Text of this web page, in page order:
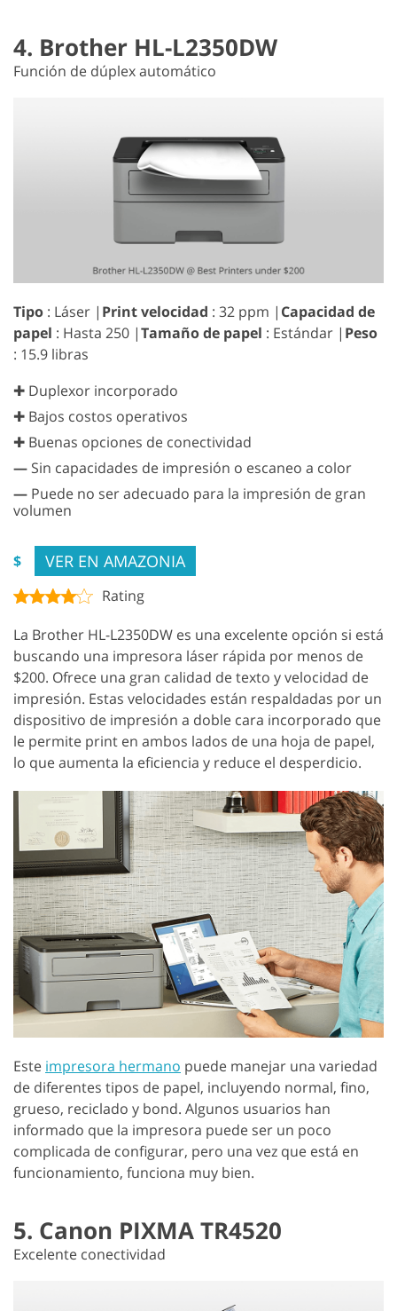
4. Brother HL-L2350DW
Función de dúplex automático
Tipo : Láser | Print velocidad : 32 ppm | Capacidad de
papel : Hasta 250 |Tamaño de papel : Estándar | Peso
: 15.9 libras
✚ Duplexor incorporado
✚ Bajos costos operativos
✚ Buenas opciones de conectividad
— Sin capacidades de impresión o escaneo a color
— Puede no ser adecuado para la impresión de gran
volumen
$ VER EN AMAZONIA
Rating
La Brother HL-L2350DW es una excelente opción si está
buscando una impresora láser rápida por menos de
$200. Ofrece una gran calidad de texto y velocidad de
impresión. Estas velocidades están respaldadas por un
dispositivo de impresión a doble cara incorporado que
le permite print en ambos lados de una hoja de papel,
lo que aumenta la eficiencia y reduce el desperdicio.
Este impresora hermano puede manejar una variedad
de diferentes tipos de papel, incluyendo normal, fino,
grueso, reciclado y bond. Algunos usuarios han
informado que la impresora puede ser un poco
complicada de configurar, pero una vez que está en
funcionamiento, funciona muy bien.
5. Canon PIXMA TR4520
Excelente conectividad